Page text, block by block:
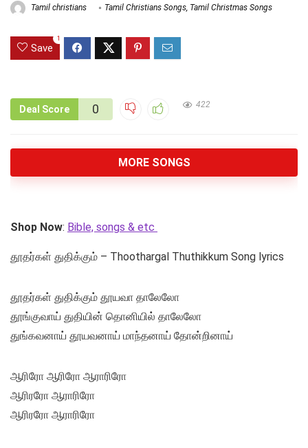
Tamil christians Tamil Christians Songs, Tamil Christmas Songs
Save
1
Deal Score 0 422
MORE SONGS
Shop Now: Bible, songs & etc
தூதர்கள் துதிக்கும் – Thoothargal Thuthikkum Song lyrics
தூதர்கள் துதிக்கும் தூயவா தாலேலோ
தூங்குவாய் துதியின் தொனியில் தாலேலோ
துங்கவனாய் தூயவனாய் மாந்தனாய் தோன்றினாய்
ஆரிரோ ஆரிரோ ஆராரிரோ
ஆரிரரோ ஆராரிரோ
ஆரிரரோ ஆராரிரோ